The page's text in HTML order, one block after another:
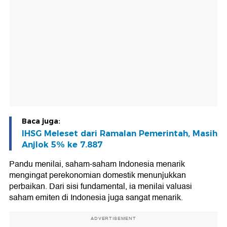
Baca juga:
IHSG Meleset dari Ramalan Pemerintah, Masih
Anjlok 5% ke 7.887
Pandu menilai, saham-saham Indonesia menarik
mengingat perekonomian domestik menunjukkan
perbaikan. Dari sisi fundamental, ia menilai valuasi
saham emiten di Indonesia juga sangat menarik.
ADVERTISEMENT